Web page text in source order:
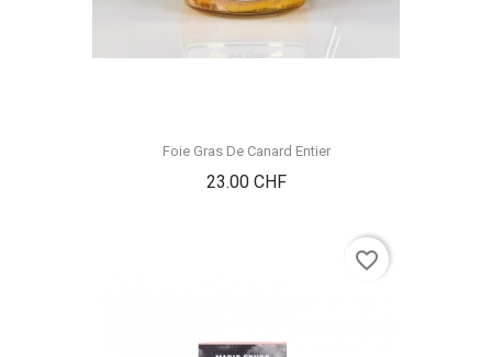
Foie Gras De Canard Entier
23.00 CHFPrix
favorite_border